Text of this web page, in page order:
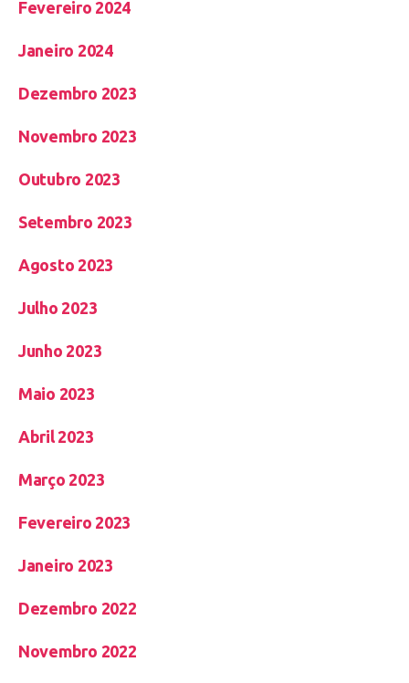
Fevereiro 2024
Janeiro 2024
Dezembro 2023
Novembro 2023
Outubro 2023
Setembro 2023
Agosto 2023
Julho 2023
Junho 2023
Maio 2023
Abril 2023
Março 2023
Fevereiro 2023
Janeiro 2023
Dezembro 2022
Novembro 2022